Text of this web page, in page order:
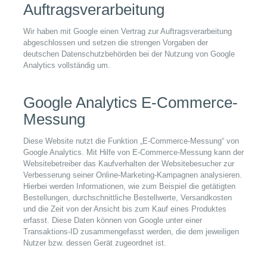
Auftragsverarbeitung
Wir haben mit Google einen Vertrag zur Auftragsverarbeitung
abgeschlossen und setzen die strengen Vorgaben der
deutschen Datenschutzbehörden bei der Nutzung von Google
Analytics vollständig um.
Google Analytics E-Commerce-
Messung
Diese Website nutzt die Funktion „E-Commerce-Messung“ von
Google Analytics. Mit Hilfe von E-Commerce-Messung kann der
Websitebetreiber das Kaufverhalten der Websitebesucher zur
Verbesserung seiner Online-Marketing-Kampagnen analysieren.
Hierbei werden Informationen, wie zum Beispiel die getätigten
Bestellungen, durchschnittliche Bestellwerte, Versandkosten
und die Zeit von der Ansicht bis zum Kauf eines Produktes
erfasst. Diese Daten können von Google unter einer
Transaktions-ID zusammengefasst werden, die dem jeweiligen
Nutzer bzw. dessen Gerät zugeordnet ist.